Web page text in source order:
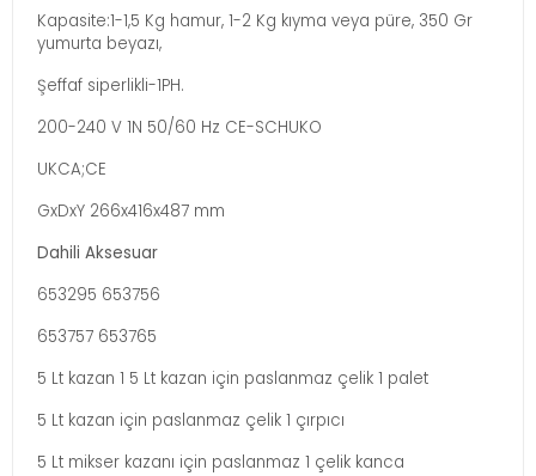
Kapasite:1-1,5 Kg hamur, 1-2 Kg kıyma veya püre, 350 Gr
yumurta beyazı,
Şeffaf siperlikli-1PH.
200-240 V 1N 50/60 Hz CE-SCHUKO
UKCA;CE
GxDxY 266x416x487 mm
Dahili Aksesuar
653295 653756
653757 653765
5 Lt kazan 1 5 Lt kazan için paslanmaz çelik 1 palet
5 Lt kazan için paslanmaz çelik 1 çırpıcı
5 Lt mikser kazanı için paslanmaz 1 çelik kanca